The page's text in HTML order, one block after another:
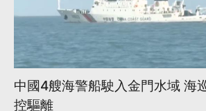
中國4艘海警船駛入金門水域 海
控驅離